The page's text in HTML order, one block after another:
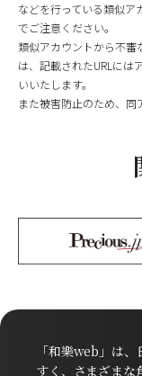
などを行っている類似ア
でご注意ください。
類似アカウントから不審
は、記載されたURLには
いいたします。
また被害防止のため、同
「和樂web」は
すく、さまざまな